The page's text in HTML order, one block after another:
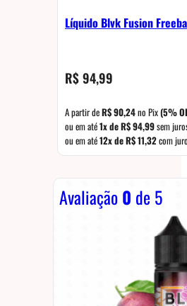
Líquido Blvk Fusion
R$94,99
A partir deR$90,24no Pix(5%
ou em até1x deR$94,99sem
ou em até12x deR$11,32com
Avaliação0 de 5